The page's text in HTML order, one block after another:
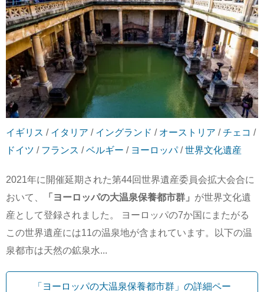
イギリス / イタリア / イングランド / オーストリア /チェコ /
ドイツ / フランス /ベルギー / ヨーロッパ/世界文化遺産
2021年に開催延期された第44回世界遺産委員会拡大会合に
おいて、
「ヨーロッパの大温泉保養都市群」 が世界文化遺
産として登録されました。 ヨーロッパの7か国にまたがる
この世界遺産には11の温泉地が含まれています。以下の温
泉都市は天然の鉱泉水...
「ヨーロッパの大温泉保養都市群」の詳細ペー